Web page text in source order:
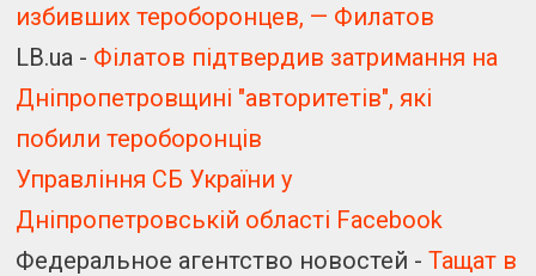
избивших тероборонцев, — Филатов
LB.ua - Філатов підтвердив затримання на
Дніпропетровщині "авторитетів", які
побили тероборонців
Управління СБ України у
Дніпропетровській області Facebook
Федеральное агентство новостей -Тащат в